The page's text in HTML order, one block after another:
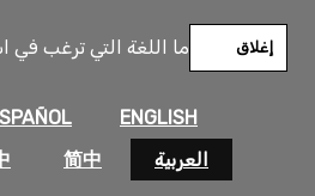
ما اللغة التي ترغب في
ENGLISH
العربية
简中
إغلاق
المحتوى